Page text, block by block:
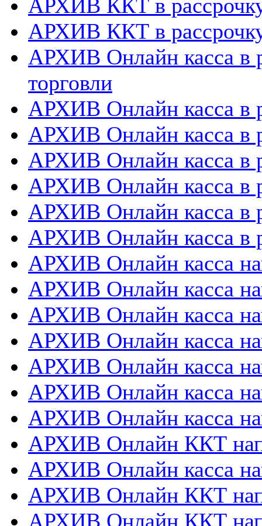
АРХИВ ККТ в
АРХИВ ККТ в
АРХИВ Онлайн касса в
торговли
АРХИВ Онлайн касса в
АРХИВ Онлайн касса в
АРХИВ Онлайн касса в
АРХИВ Онлайн касса в
АРХИВ Онлайн касса в
АРХИВ Онлайн касса в
АРХИВ Онлайн касса
АРХИВ Онлайн касса
АРХИВ Онлайн касса
АРХИВ Онлайн касса
АРХИВ Онлайн касса
АРХИВ Онлайн касса
АРХИВ Онлайн касса
АРХИВ Онлайн ККТ
АРХИВ Онлайн касса
АРХИВ Онлайн ККТ
АРХИВ Онлайн ККТ